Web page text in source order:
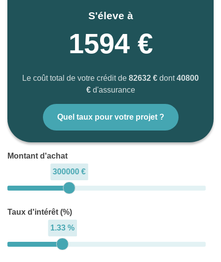
S'éleve à
1594 €
Le coût total de votre crédit de 82632 € dont40800
€d'assurance
Quel taux pour votre projet ?
Montant d'achat
300000 €
Taux d'intérêt (%)
1.33 %